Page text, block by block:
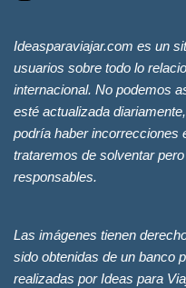
Ideasparaviajar.com es un
usuarios sobre todo lo
internacional. No podemos
esté actualizada
podría haber incorrecciones
trataremos de solventar
responsables.
Las imágenes tienen
sido obtenidas de un banco
realizadas por Ideas para